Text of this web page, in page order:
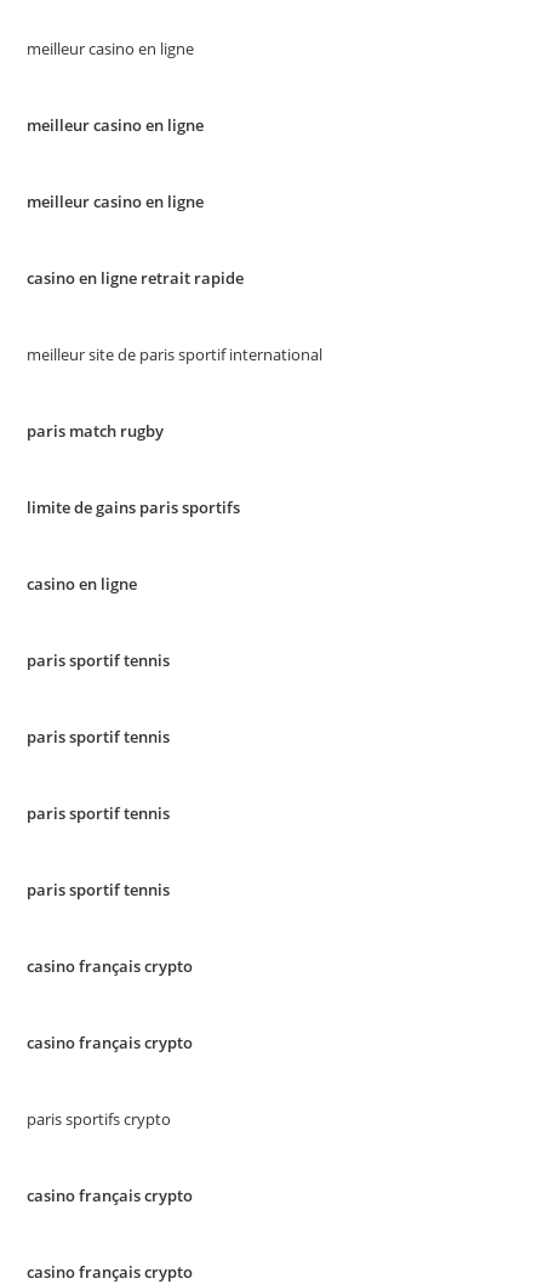
meilleur casino en ligne
meilleur casino en ligne
meilleur casino en ligne
casino en ligne retrait rapide
meilleur site de paris sportif international
paris match rugby
limite de gains paris sportifs
casino en ligne
paris sportif tennis
paris sportif tennis
paris sportif tennis
paris sportif tennis
casino français crypto
casino français crypto
paris sportifs crypto
casino français crypto
casino français crypto